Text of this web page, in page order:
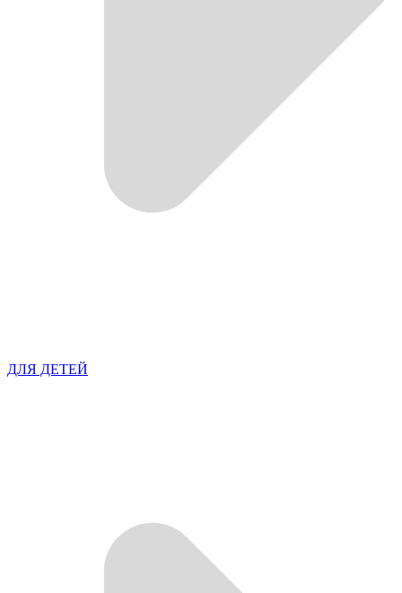
ДЛЯ ДЕТЕЙ